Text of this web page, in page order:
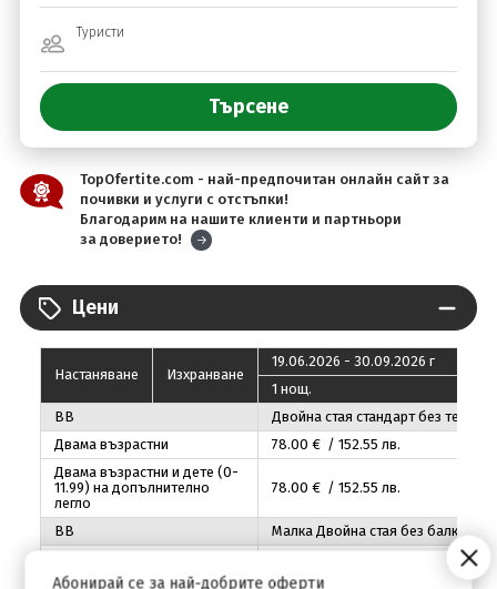
Туристи
TopOfertite.com - най-предпочитан онлайн сайт за
почивки и услуги с отстъпки!
Благодарим на нашите клиенти и партньори
за доверието!
Цени
Настаняване Изхранване
19.06.2026 - 30.09.2026 г
1 нощ.
BB
Двойна стая стандарт без тераса
Двама възрастни
78.00 € / 152.55 лв.
Двама възрастни и дете (0-
11.99) на допълнително
легло
78.00 € / 152.55 лв.
BB
Малка Двойна стая без балкон
Абонирай се за най-добрите оферти